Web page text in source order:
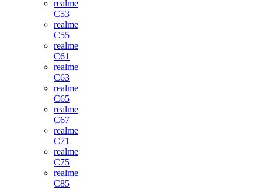
realme
C53
realme
C55
realme
C61
realme
C63
realme
C65
realme
C67
realme
C71
realme
C75
realme
C85